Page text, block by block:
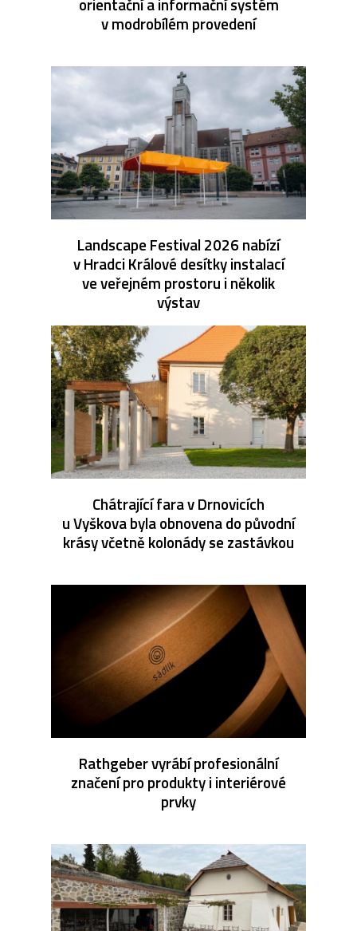
v modrobílém provedení
Landscape Festival 2026 nabízí
v Hradci Králové desítky instalací
ve veřejném prostoru i několik
výstav
Chátrající fara v Drnovicích
u Vyškova byla obnovena do původní
krásy včetně kolonády se zastávkou
Rathgeber vyrábí profesionální
značení pro produkty i interiérové
prvky